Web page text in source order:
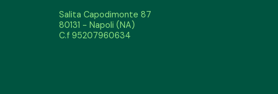
Salita Capodimonte 87
80131 - Napoli (NA)
C.f 95207960634